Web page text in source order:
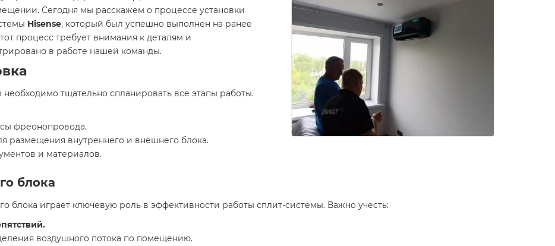
Сегодня мы расскажем о процессе установки
Hisense, который был успешно выполнен на ранее
процесс требует внимания к деталям и
в работе нашей команды.
тщательно спланировать все этапы работы.
фреонопровода.
размещения внутреннего и внешнего блока.
и материалов.
блока
блока играет ключевую роль в эффективности работы сплит-системы. Важно учесть:
воздушного потока по помещению.